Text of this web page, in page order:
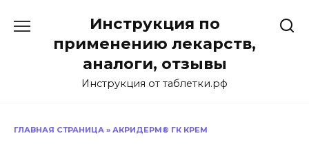
содержанию
Инструкция по
применению лекарств,
аналоги, отзывы
Инструкция от таблетки.рф
ГЛАВНАЯ СТРАНИЦА » АКРИДЕРМ® ГК КРЕМ